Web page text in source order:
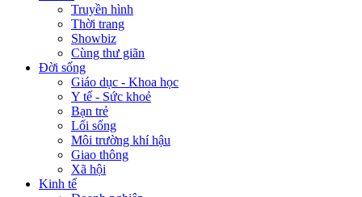
Truyền hình
Thời trang
Showbiz
Cùng thư giãn
Đời sống
Giáo dục - Khoa học
Y tế - Sức khoẻ
Bạn trẻ
Lối sống
Môi trường khí hậu
Giao thông
Xã hội
Kinh tế